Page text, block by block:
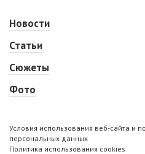
Новости
Статьи
Сюжеты
Фото
Условия использования веб-сайта и
персональных данных
Политика использования cookies